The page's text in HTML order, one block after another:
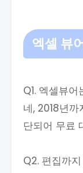
엑셀 뷰
Q1. 엑셀뷰
네, 2018년
단되어 무료
Q2. 편집까